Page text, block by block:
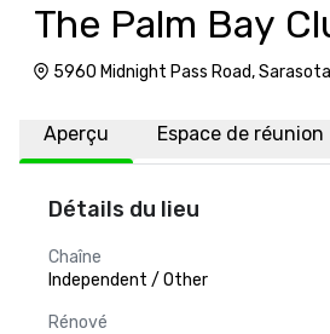
The Palm Bay
5960 Midnight Pass Road,
Aperçu Espace de réunion
Détails du lieu
Chaîne
Independent / Other
Rénové